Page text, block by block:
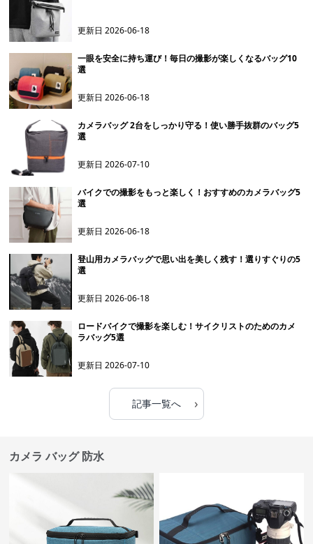
更新日2026-06-18
一眼を安全に持ち運び！毎日の撮影が楽しくなるバッグ10
選
更新日2026-06-18
カメラバッグ 2台をしっかり守る！使い勝手抜群のバッグ5
選
更新日2026-07-10
バイクでの撮影をもっと楽しく！おすすめのカメラバッグ5
選
更新日2026-06-18
登山用カメラバッグで思い出を美しく残す！選りすぐりの5
選
更新日2026-06-18
ロードバイクで撮影を楽しむ！サイクリストのためのカメ
ラバッグ5選
更新日2026-07-10
記事一覧へ ›
カメラ バッグ 防水